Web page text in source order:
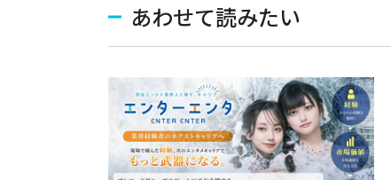
あわせて読みたい